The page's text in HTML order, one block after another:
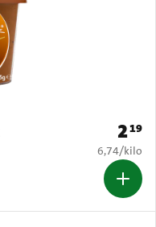
Prijs:
219
€ 6,74 per
6,74/kilo